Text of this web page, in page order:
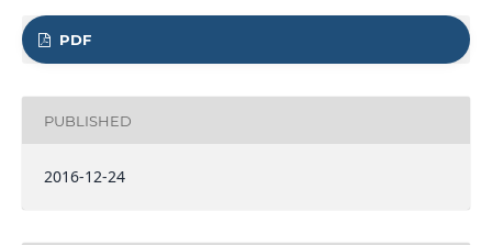
PDF
PUBLISHED
2016-12-24